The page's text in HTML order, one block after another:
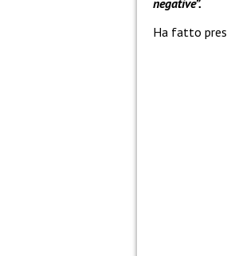
negative”.
Ha fatto